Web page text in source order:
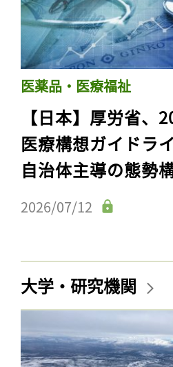
医薬品・医療福祉
【日本】厚労省、
医療構想ガイドラ
自治体主導の態勢
2026/07/12
大学・研究機関